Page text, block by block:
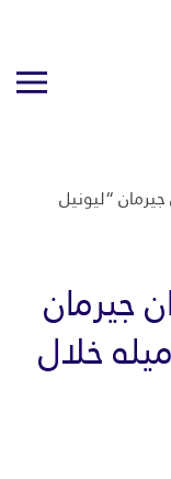
“ليونيل
جيرمان
خلال